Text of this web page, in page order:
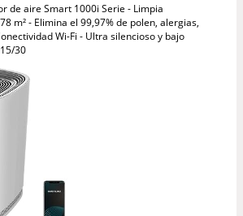
de aire Smart 1000i Serie - Limpia
m² - Elimina el 99,97% de polen, alergias,
Wi-Fi - Ultra silencioso y bajo
30